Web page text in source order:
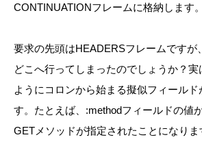
CONTINUATIONフレームに格納します。
要求の先頭はHEADERSフレームですが
どこへ行ってしまったのでしょうか？実
ようにコロンから始まる擬似フィールド
す。たとえば、:methodフィールドの値
GETメソッドが指定されたことになり